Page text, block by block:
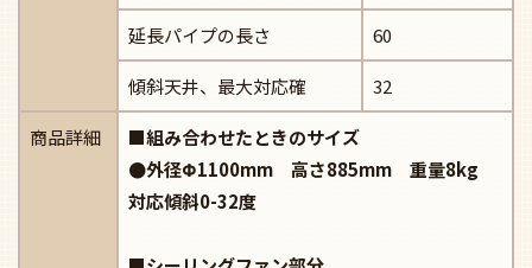
延長パイプの長さ 60
傾斜天井、最大対応確 32
商品詳細
■組み合わせたときのサイズ
●外径Φ1100mm 高さ885mm 重量8kg
対応傾斜0-32度